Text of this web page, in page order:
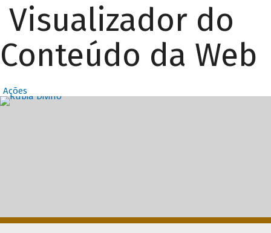
Visualizador do
Conteúdo da Web
Ações
Destaques